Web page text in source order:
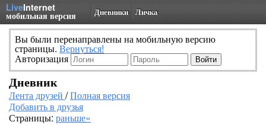
LiveInternet
мобильная версия Дневники Личка
Вы были перенаправлены на мобильную версию
страницы. Вернуться!
Авторизация
Дневник
Лента друзей /Полная версия
Добавить в друзья
Страницы: раньше»